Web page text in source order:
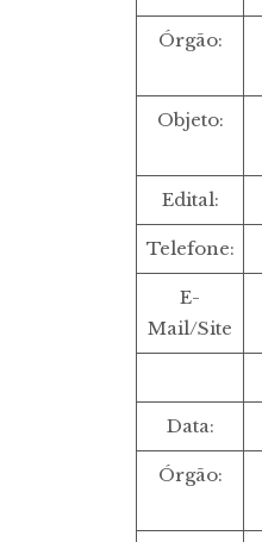
Órgão:
Objeto:
Edital:
Telefone:
E-
Mail/Site
Data:
Órgão: